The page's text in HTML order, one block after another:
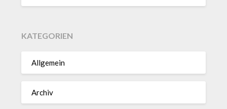
KATEGORIEN
Allgemein
Archiv